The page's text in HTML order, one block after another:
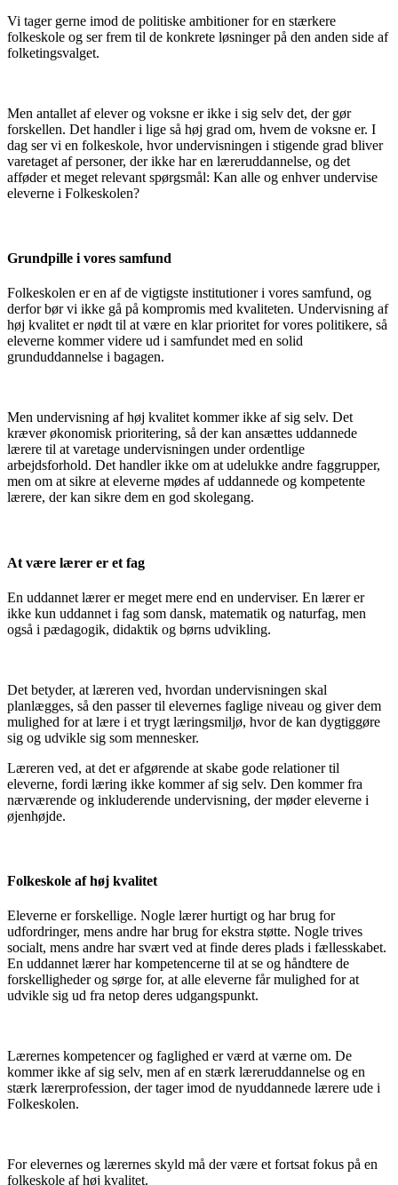
Vi tager gerne imod de politiske ambitioner for en stærkere
folkeskole og ser frem til de konkrete løsninger på den anden side af
folketingsvalget.
Men antallet af elever og voksne er ikke i sig selv det, der gør
forskellen. Det handler i lige så høj grad om, hvem de voksne er. I
dag ser vi en folkeskole, hvor undervisningen i stigende grad bliver
varetaget af personer, der ikke har en læreruddannelse, og det
afføder et meget relevant spørgsmål: Kan alle og enhver undervise
eleverne i Folkeskolen?
Grundpille i vores samfund
Folkeskolen er en af de vigtigste institutioner i vores samfund, og
derfor bør vi ikke gå på kompromis med kvaliteten. Undervisning af
høj kvalitet er nødt til at være en klar prioritet for vores politikere, så
eleverne kommer videre ud i samfundet med en solid
grunduddannelse i bagagen.
Men undervisning af høj kvalitet kommer ikke af sig selv. Det
kræver økonomisk prioritering, så der kan ansættes uddannede
lærere til at varetage undervisningen under ordentlige
arbejdsforhold. Det handler ikke om at udelukke andre faggrupper,
men om at sikre at eleverne mødes af uddannede og kompetente
lærere, der kan sikre dem en god skolegang.
At være lærer er et fag
En uddannet lærer er meget mere end en underviser. En lærer er
ikke kun uddannet i fag som dansk, matematik og naturfag, men
også i pædagogik, didaktik og børns udvikling.
Det betyder, at læreren ved, hvordan undervisningen skal
planlægges, så den passer til elevernes faglige niveau og giver dem
mulighed for at lære i et trygt læringsmiljø, hvor de kan dygtiggøre
sig og udvikle sig som mennesker.
Læreren ved, at det er afgørende at skabe gode relationer til
eleverne, fordi læring ikke kommer af sig selv. Den kommer fra
nærværende og inkluderende undervisning, der møder eleverne i
øjenhøjde.
Folkeskole af høj kvalitet
Eleverne er forskellige. Nogle lærer hurtigt og har brug for
udfordringer, mens andre har brug for ekstra støtte. Nogle trives
socialt, mens andre har svært ved at finde deres plads i fællesskabet.
En uddannet lærer har kompetencerne til at se og håndtere de
forskelligheder og sørge for, at alle eleverne får mulighed for at
udvikle sig ud fra netop deres udgangspunkt.
Lærernes kompetencer og faglighed er værd at værne om. De
kommer ikke af sig selv, men af en stærk læreruddannelse og en
stærk lærerprofession, der tager imod de nyuddannede lærere ude i
Folkeskolen.
For elevernes og lærernes skyld må der være et fortsat fokus på en
folkeskole af høj kvalitet.